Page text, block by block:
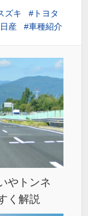
ズキ
トヨタ
日産 車種紹介
やトンネ
く解説